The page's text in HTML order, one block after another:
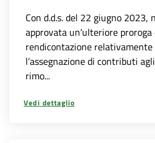
Con d.d.s. del 22 giugno 2023,
approvata un'ulteriore
rendicontazione relativamente
l’assegnazione di contributi
rimo...
Vedi dettaglio